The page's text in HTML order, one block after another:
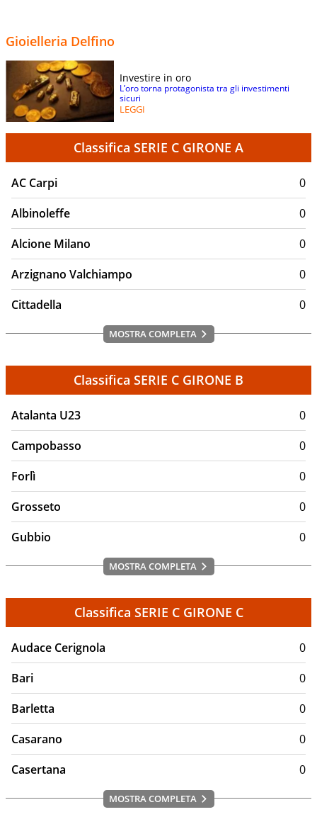
Gioielleria Delfino
Investire in oro
L’oro torna protagonista tra gli investimenti
sicuri
LEGGI
Classifica SERIE C GIRONE A
AC Carpi
0
Albinoleffe
0
Alcione Milano
0
Arzignano Valchiampo
0
Cittadella
0
MOSTRA COMPLETA
Classifica SERIE C GIRONE B
Atalanta U23
0
Campobasso
0
Forlì
0
Grosseto
0
Gubbio
0
MOSTRA COMPLETA
Classifica SERIE C GIRONE C
Audace Cerignola
0
Bari
0
Barletta
0
Casarano
0
Casertana
0
MOSTRA COMPLETA